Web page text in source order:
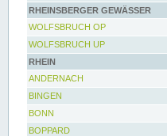
RHEINSBERGER GEWÄSSER
WOLFSBRUCH OP
WOLFSBRUCH UP
RHEIN
ANDERNACH
BINGEN
BONN
BOPPARD